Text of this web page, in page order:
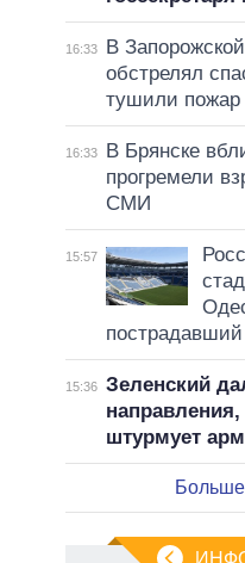
16:33
В
обстрелял
тушили пожар
16:33
В Брянске
прогремели
СМИ
15:57
пострадавший
15:36 Зеленский
штурмует